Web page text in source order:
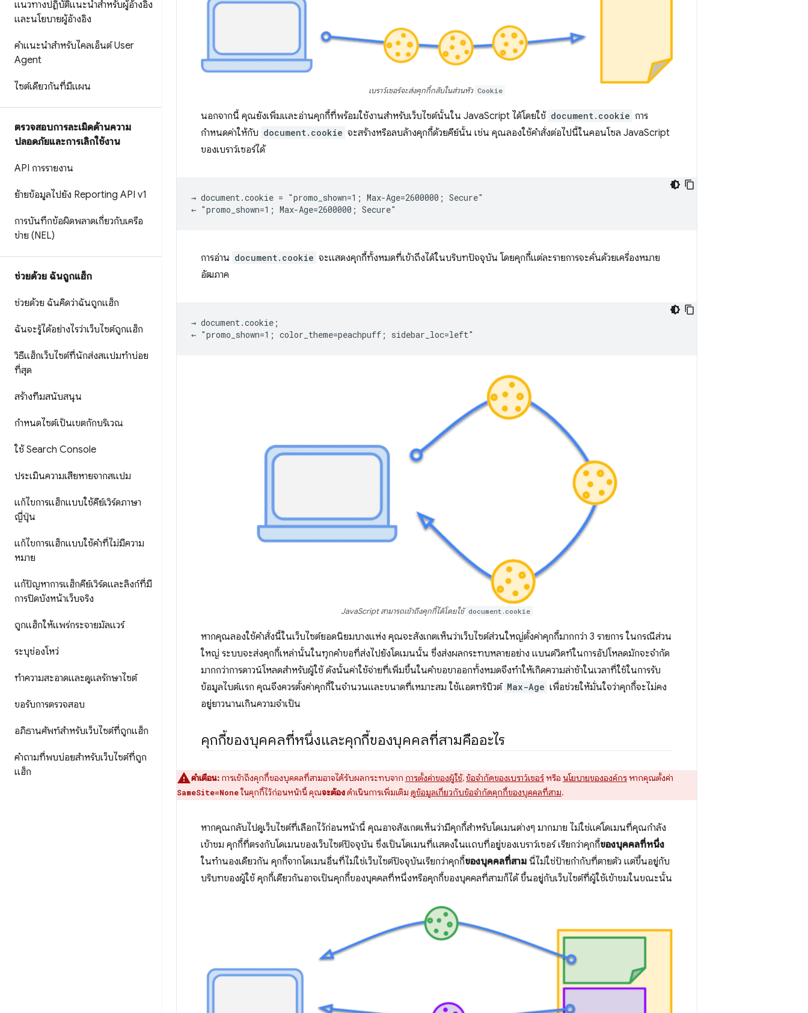
แนวทางปฏิบัติแนะนำสำหรับผู้อ้างอิง
และนโยบายผู้อ้างอิง
คำแนะนำสำหรับไคลเอ็นต์ User
Agent
ไซต์เดียวกันที่มีแผน
ตรวจสอบการละเมิดด้านความ
ปลอดภัยและการเลิกใช้งาน
API การรายงาน
ย้ายข้อมูลไปยัง Reporting API v1
การบันทึกข้อผิดพลาดเกี่ยวกับเครือ
ข่าย (NEL)
ช่วยด้วย ฉันถูกแฮ็ก
ช่วยด้วย ฉันคิดว่าฉันถูกแฮ็ก
ฉันจะรู้ได้อย่างไรว่าเว็บไซต์ถูกแฮ็ก
วิธีแฮ็กเว็บไซต์ที่นักส่งสแปมทำบ่อย
ที่สุด
สร้างทีมสนับสนุน
กำหนดไซต์เป็นเขตกักบริเวณ
ใช้ Search Console
ประเมินความเสียหายจากสแปม
แก้ไขการแฮ็กแบบใช้คีย์เวิร์ดภาษา
ญี่ปุ่น
แก้ไขการแฮ็กแบบใช้คำที่ไม่มีความ
หมาย
แก้ปัญหาการแฮ็กคีย์เวิร์ดและลิงก์ที่มี
การปิดบังหน้าเว็บจริง
ถูกแฮ็กให้แพร่กระจายมัลแวร์
ระบุช่องโหว่
ทำความสะอาดและดูแลรักษาไซต์
ขอรับการตรวจสอบ
อภิธานศัพท์สำหรับเว็บไซต์ที่ถูกแฮ็ก
คำถามที่พบบ่อยสำหรับเว็บไซต์ที่ถูก
แฮ็ก
เบราว์เซอร์จะส่งคุกกี้กลับในส่วนหัว Cookie
นอกจากนี้ คุณยังเพิ่มและอ่านคุกกี้ที่พร้อมใช้งานสำหรับเว็บไซต์นั้นใน JavaScript ได้โดยใช้ document.cookie การ
กำหนดค่าให้กับ document.cookie จะสร้างหรือลบล้างคุกกี้ด้วยคีย์นั้น เช่น คุณลองใช้คำสั่งต่อไปนี้ในคอนโซล JavaScript
ของเบราว์เซอร์ได้
→ document.cookie = "promo_shown=1; Max-Age=2600000; Secure"
การอ่าน document.cookie จะแสดงคุกกี้ทั้งหมดที่เข้าถึงได้ในบริบทปัจจุบัน โดยคุกกี้แต่ละรายการจะคั่นด้วยเครื่องหมาย
อัฒภาค
→ document.cookie;
JavaScript สามารถเข้าถึงคุกกี้ได้โดยใช้ document.cookie
หากคุณลองใช้คำสั่งนี้ในเว็บไซต์ยอดนิยมบางแห่ง คุณจะสังเกตเห็นว่าเว็บไซต์ส่วนใหญ่ตั้งค่าคุกกี้มากกว่า 3 รายการ ในกรณีส่วน
ใหญ่ ระบบจะส่งคุกกี้เหล่านั้นในทุกคำขอที่ส่งไปยังโดเมนนั้น ซึ่งส่งผลกระทบหลายอย่าง แบนด์วิดท์ในการอัปโหลดมักจะจำกัด
มากกว่าการดาวน์โหลดสำหรับผู้ใช้ ดังนั้นค่าใช้จ่ายที่เพิ่มขึ้นในคำขอขาออกทั้งหมดจึงทำให้เกิดความล่าช้าในเวลาที่ใช้ในการรับ
ข้อมูลไบต์แรก คุณจึงควรตั้งค่าคุกกี้ในจำนวนและขนาดที่เหมาะสม ใช้แอตทริบิวต์ Max-Age เพื่อช่วยให้มั่นใจว่าคุกกี้จะไม่คง
อยู่ยาวนานเกินความจำเป็น
คุกกี้ของบุคคลที่หนึ่งและคุกกี้ของบุคคลที่สามคืออะไร
คำเตือน: การเข้าถึงคุกกี้ของบุคคลที่สามอาจได้รับผลกระทบจาก การตั้งค่าของผู้ใช้,ข้อจำกัดของเบราว์เซอร์หรือ นโยบายขององค์กรหากคุณตั้งค่า
SameSite=Noneในคุกกี้ไว้ก่อนหน้านี้ คุณจะต้องดำเนินการเพิ่มเติม ดูข้อมูลเกี่ยวกับข้อจำกัดคุกกี้ของบุคคลที่สาม.
หากคุณกลับไปดูเว็บไซต์ที่เลือกไว้ก่อนหน้านี้ คุณอาจสังเกตเห็นว่ามีคุกกี้สำหรับโดเมนต่างๆ มากมาย ไม่ใช่แค่โดเมนที่คุณกำลัง
เข้าชม คุกกี้ที่ตรงกับโดเมนของเว็บไซต์ปัจจุบัน ซึ่งเป็นโดเมนที่แสดงในแถบที่อยู่ของเบราว์เซอร์ เรียกว่าคุกกี้ของบุคคลที่หนึ่ง
ในทำนองเดียวกัน คุกกี้จากโดเมนอื่นที่ไม่ใช่เว็บไซต์ปัจจุบันเรียกว่าคุกกี้ของบุคคลที่สาม นี่ไม่ใช่ป้ายกำกับที่ตายตัว แต่ขึ้นอยู่กับ
บริบทของผู้ใช้ คุกกี้เดียวกันอาจเป็นคุกกี้ของบุคคลที่หนึ่งหรือคุกกี้ของบุคคลที่สามก็ได้ ขึ้นอยู่กับเว็บไซต์ที่ผู้ใช้เข้าชมในขณะนั้น